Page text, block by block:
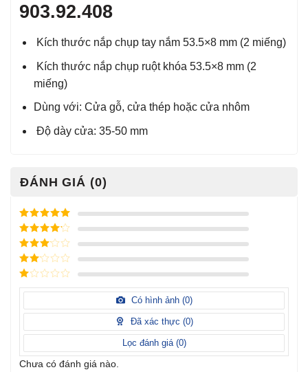
903.92.408
Kích thước nắp chụp tay nắm 53.5×8 mm (2 miếng)
Kích thước nắp chụp ruột khóa 53.5×8 mm (2
miếng)
Dùng với: Cửa gỗ, cửa thép hoặc cửa nhôm
Độ dày cửa: 35-50 mm
ĐÁNH GIÁ (0)
Được xếp
hạng
5
5
sao
Được xếp
hạng
4
5
sao
Được
xếp
hạng3
5 sao
Được
hạng
sao
Được
hạng
sao
Có hình ảnh (0)
Đã xác thực (0)
Lọc đánh giá (0)
Chưa có đánh giá nào.